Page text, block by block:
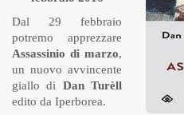
Dal 29 febbraio
potremo apprezzare
Assassinio di marzo,
un nuovo avvincente
giallo di Dan Turèll
edito da Iperborea.